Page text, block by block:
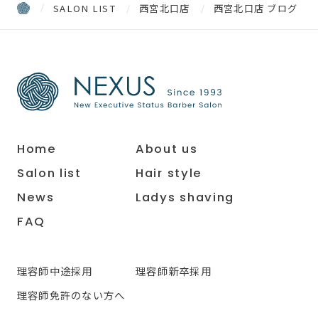
SALON LIST 西宮北口店 西宮北口店 ブログ
Home
About us
Salon list
Hair style
News
Ladys shaving
FAQ
理容師中途採用
理容師新卒採用
理容師免許のない方へ